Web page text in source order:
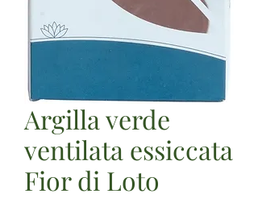
Argilla verde
ventilata essiccata
Fior di Loto